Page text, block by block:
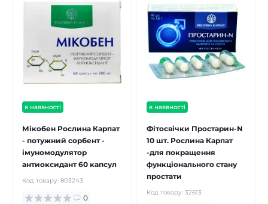
в наявності
Мікобен Рослина Карпат
- потужний сорбент -
імуномодулятор
антиоксидант 60 капсул
Код товару: 803243
0
в наявності
Фітосвічки Простарин-N
10 шт. Рослина Карпат
-для покращення
функціонального стану
простати
Код товару: 32613